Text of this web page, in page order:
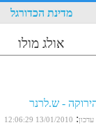
מדינת הכדורגל
אולג מולו
- ש.לרנר
עדכון:
13/01/2010 12:06:29